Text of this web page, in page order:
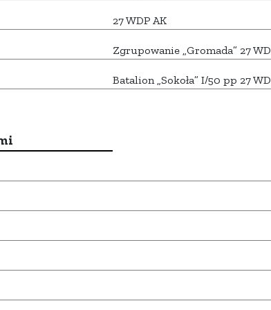
27 WDP AK
Zgrupowanie „Gromada” 27
Batalion „Sokoła” I/50 pp 27